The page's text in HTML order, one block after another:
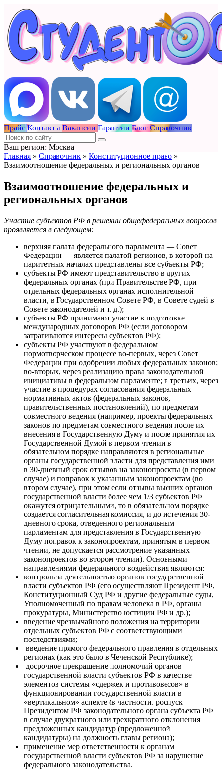
Прайс Контакты Вакансии Гарантии Блог Справочник
Ваш регион: Москва
Главная » Справочник » Конституционное право »
Взаимоотношение федеральных и региональных органов
Взаимоотношение федеральных и
региональных органов
Участие субъектов РФ в решении общефедеральных вопросов
проявляется в следующем:
верхняя палата федерального парламента — Совет
Федерации — является палатой регионов, в которой на
паритетных началах представлены все субъекты РФ;
субъекты РФ имеют представительство в других
федеральных органах (при Правительстве РФ, при
отдельных федеральных органах исполнительной
власти, в Государственном Совете РФ, в Совете судей в
Совете законодателей и т. д.);
субъекты РФ принимают участие в подготовке
международных договоров РФ (если договором
затрагиваются интересы субъектов РФ);
субъекты РФ участвуют в федеральном
нормотворческом процессе во-первых, через Совет
Федерации при одобрении любых федеральных законов;
во-вторых, через реализацию права законодательной
инициативы в федеральном парламенте; в третьих, через
участие в процедурах согласования федеральных
нормативных актов (федеральных законов,
правительственных постановлений), по предметам
совместного ведения (например, проекты федеральных
законов по предметам совместного ведения после их
внесения в Государственную Думу и после принятия их
Государственной Думой в первом чтении в
обязательном порядке направляются в региональные
органы государственной власти для представления ими
в 30-дневный срок отзывов на законопроекты (в первом
случае) и поправок к указанным законопроектам (во
втором случае), при этом если отзывы высших органов
государственной власти более чем 1/3 субъектов РФ
окажутся отрицательными, то в обязательном порядке
создается согласительная комиссия, и до истечения 30-
дневного срока, отведенного региональным
парламентам для представления в Государственную
Думу поправок к законопроектам, принятым в первом
чтении, не допускается рассмотрение указанных
законопроектов во втором чтении). Основными
направлениями федерального воздействия являются:
контроль за деятельностью органов государственной
власти субъектов РФ (его осуществляют Президент РФ,
Конституционный Суд РФ и другие федеральные суды,
Уполномоченный по правам человека в РФ, органы
прокуратуры, Министерство юстиции РФ и др.);
введение чрезвычайного положения на территории
отдельных субъектов РФ с соответствующими
последствиями;
введение прямого федерального правления в отдельных
регионах (как это было в Чеченской Республике);
досрочное прекращение полномочий органов
государственной власти субъектов РФ в качестве
элементов системы «сдержек и противовесов» в
функционировании государственной власти в
«вертикальном» аспекте (в частности, роспуск
Президентом РФ законодательного органа субъекта РФ
в случае двукратного или трехкратного отклонения
предложенных кандидатур (предложенной
кандидатуры) на должность главы региона);
применение мер ответственности к органам
государственной власти субъектов РФ за нарушение
федерального законодательства.